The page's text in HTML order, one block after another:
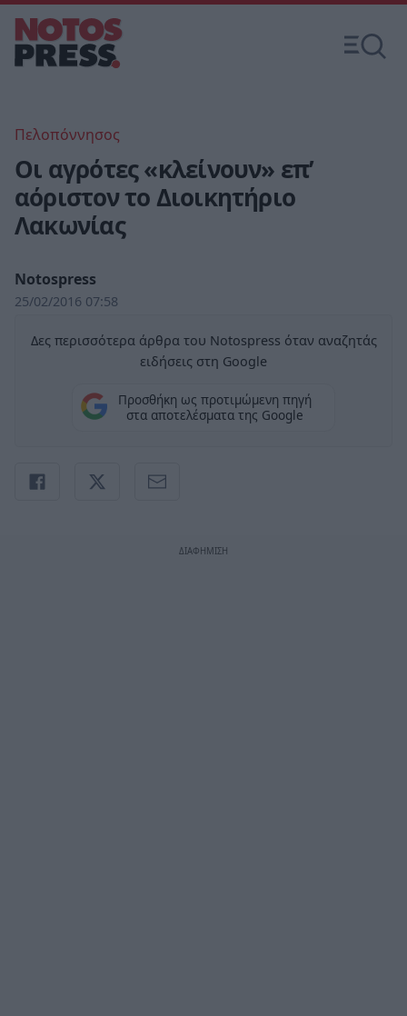
Πελοπόννησος
Οι αγρότες «κλείνουν» επ’
αόριστον το Διοικητήριο
Λακωνίας
Notospress
25/02/2016 07:58
Δες περισσότερα άρθρα του Notospress όταν αναζητάς
ειδήσεις στη Google
Προσθήκη ως προτιμώμενη πηγή
στα αποτελέσματα της Google